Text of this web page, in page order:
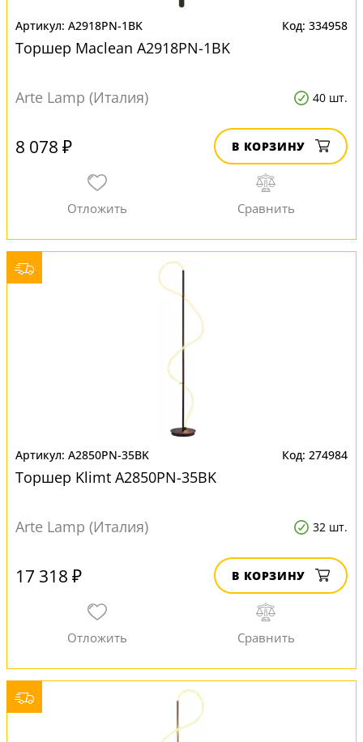
A2918PN-1BK 334958
Торшер Maclean A2918PN-1BK
Arte Lamp (Италия) 40 шт.
8 078 ₽ В КОРЗИНУ
A2850PN-35BK 274984
Торшер Klimt A2850PN-35BK
Arte Lamp (Италия) 32 шт.
17 318 ₽ В КОРЗИНУ